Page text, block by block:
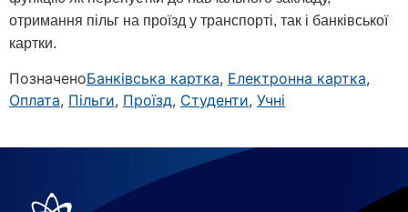
отримання пільг на проїзд у транспорті, так і банківської
картки.
ПозначеноБанківська картка, Електронна картка,
Оплата, Пільги, Проїзд, Студенти, Учні